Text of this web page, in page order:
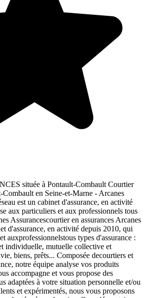
située à Pontault-Combault Courtier
Combault en Seine-et-Marne - Arcanes
est un cabinet d'assurance, en activité
aux particuliers et aux professionnels tous
Assurancescourtier en assurances Arcanes
d'assurance, en activité depuis 2010, qui
auxprofessionnelstous types d'assurance :
individuelle, mutuelle collective et
biens, prêts... Composée decourtiers et
notre équipe analyse vos produits
accompagne et vous propose des
adaptées à votre situation personnelle et/ou
et expérimentés, nous vous proposons